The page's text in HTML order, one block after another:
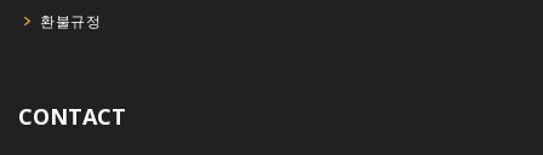
환불규정
CONTACT